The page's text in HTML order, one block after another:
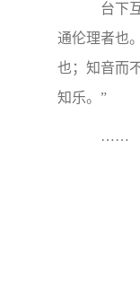
台下互
通伦理者也
也；知音而
知乐。”
……